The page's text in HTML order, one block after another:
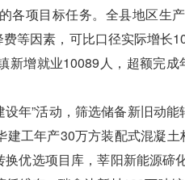
各项目标任务。全县地区生
等因素，可比口径实际增长
新增就业10089人，超额完
”活动，筛选储备新旧动能
工年产30万方装配式混凝
优选项目库，莘阳新能源碲